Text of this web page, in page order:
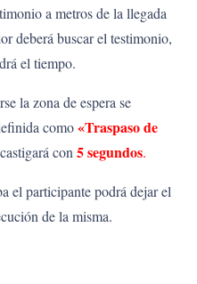
a metros de la llegada
deberá buscar el testimonio,
el tiempo.
la zona de espera se
como«Traspaso de
con 5 segundos.
el participante podrá dejar el
de la misma.